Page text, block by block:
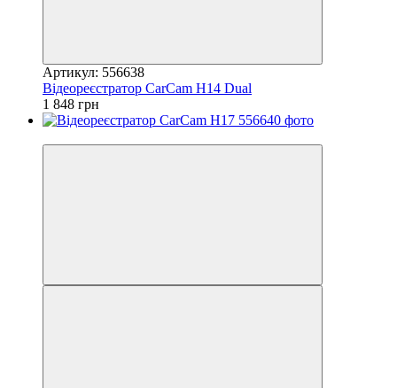
Артикул: 556638
Відеореєстратор CarCam H14 Dual
1 848 грн